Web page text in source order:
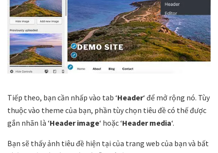
Tiếp theo, bạn cần nhấp vào tab ‘Header‘ để mở rộng nó. Tùy
thuộc vào theme của bạn, phần tùy chọn tiêu đề có thế được
gắn nhãn là ‘Header image‘ hoặc ‘Header media‘.
Bạn sẽ thấy ảnh tiêu đề hiện tại của trang web của bạn và bất